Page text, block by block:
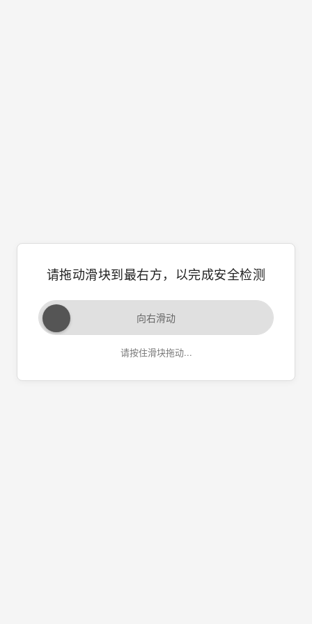
请拖动滑块到最右方，以完成安全检测
向右滑动
请按住滑块拖动...